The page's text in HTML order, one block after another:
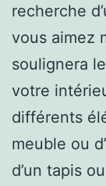
recherche
vous aimez
soulignera
votre
différents
meuble ou
d’un tapis